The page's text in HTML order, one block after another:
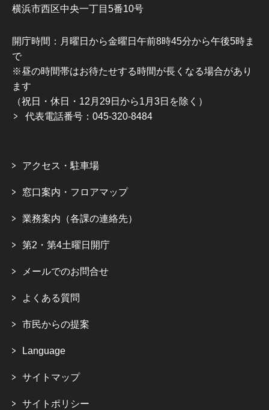
横浜市西区中央一丁目5番10号
開庁時間：月曜日から金曜日午前8時45分から午後5時ま
で
※昼の時間帯はお待たせする時間が長くなる場合があり
ます
（祝日・休日・12月29日から1月3日を除く）
代表電話番号：045-320-8484
アクセス・駐車場
窓口案内・フロアマップ
業務案内（各課の連絡先）
第2・第4土曜日開庁
メールでのお問合せ
よくある質問
市民からの提案
Language
サイトマップ
サイトポリシー